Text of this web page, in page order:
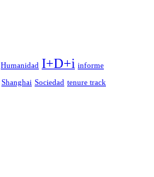
Humanidad I+D+i informe
Shanghai Sociedad tenure track